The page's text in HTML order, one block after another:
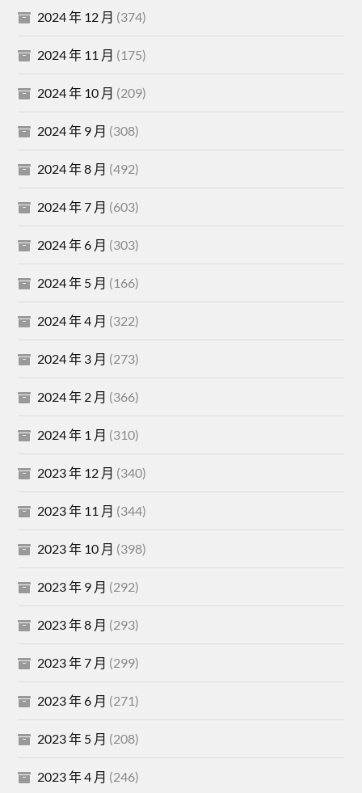
2024 年 12 月 (374)
2024 年 11 月 (175)
2024 年 10 月 (209)
2024 年 9 月 (308)
2024 年 8 月 (492)
2024 年 7 月 (603)
2024 年 6 月 (303)
2024 年 5 月 (166)
2024 年 4 月 (322)
2024 年 3 月 (273)
2024 年 2 月 (366)
2024 年 1 月 (310)
2023 年 12 月 (340)
2023 年 11 月 (344)
2023 年 10 月 (398)
2023 年 9 月 (292)
2023 年 8 月 (293)
2023 年 7 月 (299)
2023 年 6 月 (271)
2023 年 5 月 (208)
2023 年 4 月 (246)